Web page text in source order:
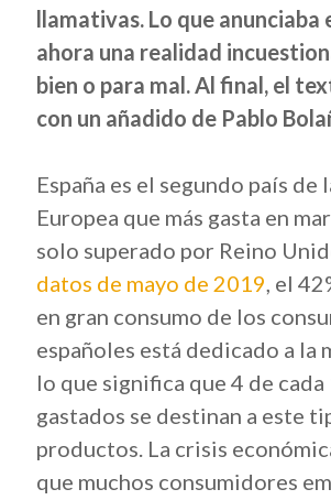
llamativas. Lo que anunciaba
ahora una realidad
bien o para mal. Al final, el
con un añadido de Pablo
España es el segundo país de
Europea que más gasta en
solo superado por Reino
datos de mayo de 2019, el
en gran consumo de los
españoles está dedicado a la
lo que significa que 4 de cada
gastados se destinan a este
productos. La crisis
que muchos consumidores